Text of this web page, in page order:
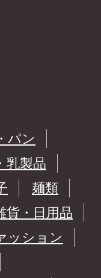
パン
乳製品
麺類
貨・日用品
ッション